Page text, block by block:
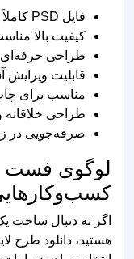
شما تنها یک تصویر
است. اولین ارتباطی
از طریق تابلوی
شماست. اگر به
گزاف طراحی
هوشمندانه‌ترین
انتخاب و
فست‌فود
لوگو فست فود یکی
رستوران و برند
می‌تواند در همان